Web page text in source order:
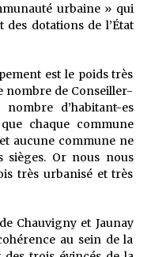
urbaine » qui
des dotations de l’État
est le poids très
nombre de Conseiller-
d’habitant-es
chaque commune
aucune commune ne
sièges. Or nous nous
très urbanisé et très
Chauvigny et Jaunay
au sein de la